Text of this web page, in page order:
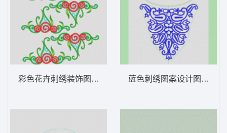
彩色花卉刺绣装饰图案 水溶朵花蓝色刺绣图案设计图 对称